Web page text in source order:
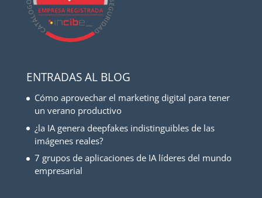
ENTRADAS AL BLOG
Cómo aprovechar el marketing digital para tener
un verano productivo
¿la IA genera deepfakes indistinguibles de las
imágenes reales?
7 grupos de aplicaciones de IA líderes del mundo
empresarial